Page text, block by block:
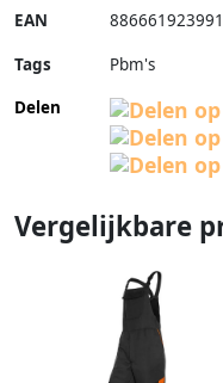
EAN 886661923991
Tags
Pbm's
Delen
Vergelijkbare